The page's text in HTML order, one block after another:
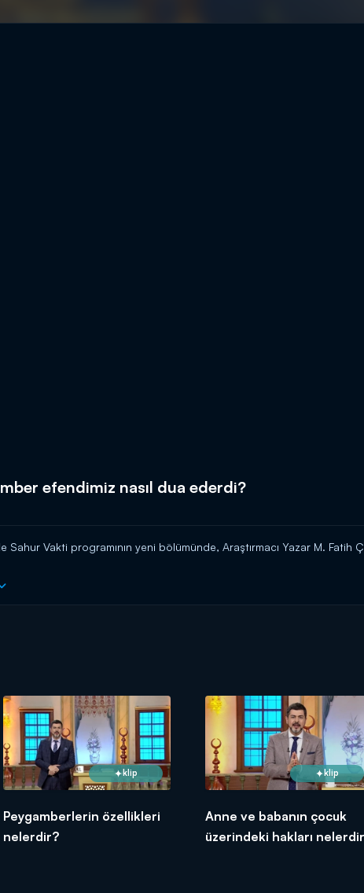
efendimiz nasıl dua ederdi?
Sahur Vakti programının yeni bölümünde, Araştırmacı Yazar M.
klip
Peygamberlerin özellikleri
nelerdir?
klip
Anne ve babanın çocuk
üzerindeki hakları